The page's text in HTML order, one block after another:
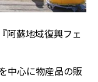
阿蘇地域復興フェ
中心に物産品の販